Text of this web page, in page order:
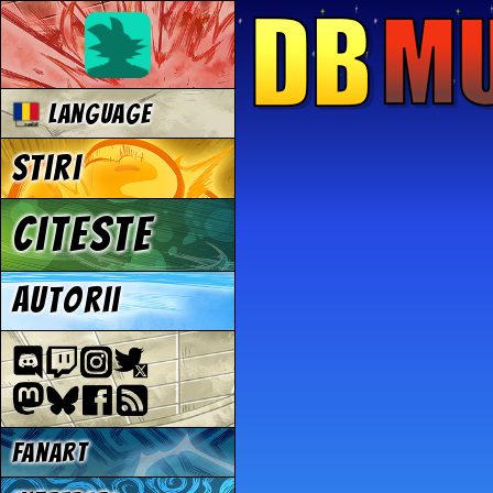
Language
Stiri
Citeste
Autorii
Fanart